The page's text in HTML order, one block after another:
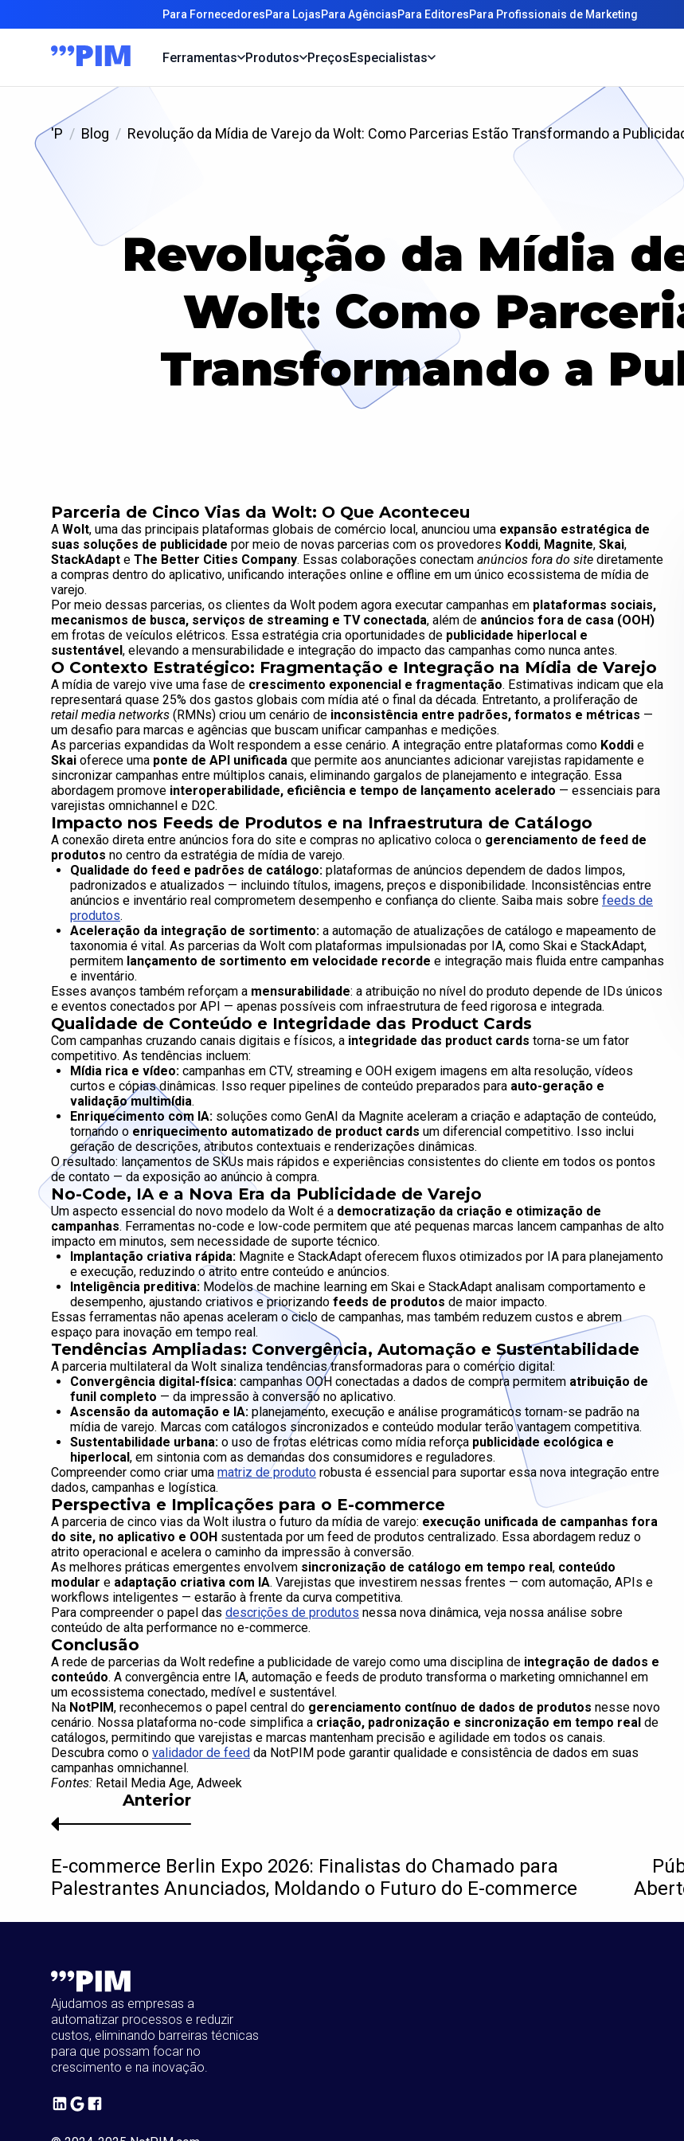
Para FornecedoresPara LojasPara AgênciasPara EditoresPara Profissionais de Marketing
Ferramentas Produtos PreçosEspecialistas
'P Blog Revolução da Mídia de Varejo da Wolt: Como Parcerias Estão Transformando a
Revolução da Mídia
Wolt: Como
Transformando a
Parceria de Cinco Vias da Wolt: O Que Aconteceu
A Wolt, uma das principais plataformas globais de comércio local, anunciou uma expansão estratégica de
suas soluções de publicidade por meio de novas parcerias com os provedores Koddi, Magnite, Skai,
StackAdapt e The Better Cities Company. Essas colaborações conectam anúncios fora do site diretamente
a compras dentro do aplicativo, unificando interações online e offline em um único ecossistema de mídia de
varejo.
Por meio dessas parcerias, os clientes da Wolt podem agora executar campanhas em plataformas sociais,
mecanismos de busca, serviços de streaming e TV conectada, além de anúncios fora de casa (OOH)
em frotas de veículos elétricos. Essa estratégia cria oportunidades de publicidade hiperlocal e
sustentável , elevando a mensurabilidade e integração do impacto das campanhas como nunca antes.
O Contexto Estratégico: Fragmentação e Integração na Mídia de Varejo
A mídia de varejo vive uma fase de crescimento exponencial e fragmentação. Estimativas indicam que ela
representará quase 25% dos gastos globais com mídia até o final da década. Entretanto, a proliferação de
retail media networks (RMNs) criou um cenário de inconsistência entre padrões, formatos e métricas —
um desafio para marcas e agências que buscam unificar campanhas e medições.
As parcerias expandidas da Wolt respondem a esse cenário. A integração entre plataformas como Koddi e
Skai oferece uma ponte de API unificada que permite aos anunciantes adicionar varejistas rapidamente e
sincronizar campanhas entre múltiplos canais, eliminando gargalos de planejamento e integração. Essa
abordagem promove interoperabilidade, eficiência e tempo de lançamento acelerado — essenciais para
varejistas omnichannel e D2C.
Impacto nos Feeds de Produtos e na Infraestrutura de Catálogo
A conexão direta entre anúncios fora do site e compras no aplicativo coloca o gerenciamento de feed de
produtos no centro da estratégia de mídia de varejo.
Qualidade do feed e padrões de catálogo: plataformas de anúncios dependem de dados limpos,
padronizados e atualizados — incluindo títulos, imagens, preços e disponibilidade. Inconsistências entre
anúncios e inventário real comprometem desempenho e confiança do cliente. Saiba mais sobre feeds de
produtos.
Aceleração da integração de sortimento: a automação de atualizações de catálogo e mapeamento de
taxonomia é vital. As parcerias da Wolt com plataformas impulsionadas por IA, como Skai e StackAdapt,
permitem lançamento de sortimento em velocidade recorde e integração mais fluida entre campanhas
e inventário.
Esses avanços também reforçam a mensurabilidade: a atribuição no nível do produto depende de IDs únicos
e eventos conectados por API — apenas possíveis com infraestrutura de feed rigorosa e integrada.
Qualidade de Conteúdo e Integridade das Product Cards
Com campanhas cruzando canais digitais e físicos, a integridade das product cards torna-se um fator
competitivo. As tendências incluem:
Mídia rica e vídeo: campanhas em CTV, streaming e OOH exigem imagens em alta resolução, vídeos
curtos e cópias dinâmicas. Isso requer pipelines de conteúdo preparados para auto-geração e
validação multimídia.
Enriquecimento com IA: soluções como GenAI da Magnite aceleram a criação e adaptação de conteúdo,
tornando o enriquecimento automatizado de product cards um diferencial competitivo. Isso inclui
geração de descrições, atributos contextuais e renderizações dinâmicas.
O resultado: lançamentos de SKUs mais rápidos e experiências consistentes do cliente em todos os pontos
de contato — da exposição ao anúncio à compra.
No-Code, IA e a Nova Era da Publicidade de Varejo
Um aspecto essencial do novo modelo da Wolt é a democratização da criação e otimização de
campanhas. Ferramentas no-code e low-code permitem que até pequenas marcas lancem campanhas de alto
impacto em minutos, sem necessidade de suporte técnico.
Implantação criativa rápida: Magnite e StackAdapt oferecem fluxos otimizados por IA para planejamento
e execução, reduzindo o atrito entre conteúdo e anúncios.
Inteligência preditiva: Modelos de machine learning em Skai e StackAdapt analisam comportamento e
desempenho, ajustando criativos e priorizando feeds de produtos de maior impacto.
Essas ferramentas não apenas aceleram o ciclo de campanhas, mas também reduzem custos e abrem
espaço para inovação em tempo real.
Tendências Ampliadas: Convergência, Automação e Sustentabilidade
A parceria multilateral da Wolt sinaliza tendências transformadoras para o comércio digital:
Convergência digital-física: campanhas OOH conectadas a dados de compra permitem atribuição de
funil completo — da impressão à conversão no aplicativo.
Ascensão da automação e IA: planejamento, execução e análise programáticos tornam-se padrão na
mídia de varejo. Marcas com catálogos sincronizados e conteúdo modular terão vantagem competitiva.
Sustentabilidade urbana: o uso de frotas elétricas como mídia reforça publicidade ecológica e
hiperlocal , em sintonia com as demandas dos consumidores e reguladores.
Compreender como criar uma matriz de produto robusta é essencial para suportar essa nova integração entre
dados, campanhas e logística.
Perspectiva e Implicações para o E-commerce
A parceria de cinco vias da Wolt ilustra o futuro da mídia de varejo: execução unificada de campanhas fora
do site, no aplicativo e OOH sustentada por um feed de produtos centralizado. Essa abordagem reduz o
atrito operacional e acelera o caminho da impressão à conversão.
As melhores práticas emergentes envolvem sincronização de catálogo em tempo real , conteúdo
modular e adaptação criativa com IA. Varejistas que investirem nessas frentes — com automação, APIs e
workflows inteligentes — estarão à frente da curva competitiva.
Para compreender o papel das descrições de produtos nessa nova dinâmica, veja nossa análise sobre
conteúdo de alta performance no e-commerce.
Conclusão
A rede de parcerias da Wolt redefine a publicidade de varejo como uma disciplina de integração de dados e
conteúdo. A convergência entre IA, automação e feeds de produto transforma o marketing omnichannel em
um ecossistema conectado, medível e sustentável.
Na NotPIM, reconhecemos o papel central do gerenciamento contínuo de dados de produtos nesse novo
cenário. Nossa plataforma no-code simplifica a criação, padronização e sincronização em tempo real de
catálogos, permitindo que varejistas e marcas mantenham precisão e agilidade em todos os canais.
Descubra como o validador de feed da NotPIM pode garantir qualidade e consistência de dados em suas
campanhas omnichannel.
Fontes: Retail Media Age, Adweek
Anterior
E-commerce Berlin Expo 2026: Finalistas do Chamado para
Palestrantes Anunciados, Moldando o Futuro do E-commerce
Ajudamos as empresas a
automatizar processos e reduzir
custos, eliminando barreiras técnicas
para que possam focar no
crescimento e na inovação.